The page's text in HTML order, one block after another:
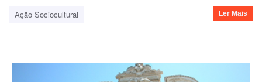
Ação Sociocultural
Ler Mais